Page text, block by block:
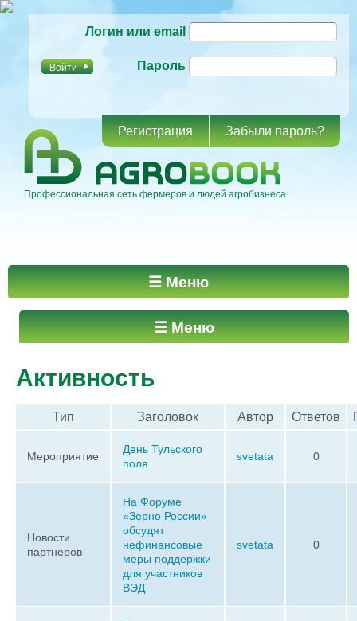
основному
Логин или email
Пароль
Регистрация Забыли пароль?
Профессиональная сеть фермеров и людей агробизнеса
Главное меню ☰ Меню
☰ Меню
Активность
Тип Заголовок Автор Ответов
Мероприятие
День Тульского
поля
svetata 0
Новости
партнеров
На Форуме
«Зерно России»
обсудят
нефинансовые
меры поддержки
для участников
ВЭД
svetata 0